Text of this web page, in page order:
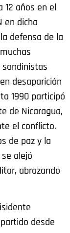
12 años en el
en dicha
defensa de la
desaparición
1990 participó
de Nicaragua,
el conflicto.
de paz y la
alejó
abrazando
desde